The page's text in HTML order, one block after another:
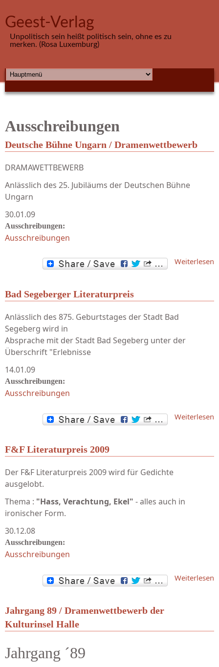
Geest-Verlag
Unpolitisch sein heißt politisch sein, ohne es zu
merken. (Rosa Luxemburg)
HAUPTMENÜ
Ausschreibungen
Deutsche Bühne Ungarn / Dramenwettbewerb
DRAMAWETTBEWERB
Anlässlich des 25. Jubiläums der Deutschen Bühne
Ungarn
30.01.09
Ausschreibungen:
Ausschreibungen
Weiterlesen
Bad Segeberger Literaturpreis
Anlässlich des 875. Geburtstages der Stadt Bad
Segeberg wird in
Absprache mit der Stadt Bad Segeberg unter der
Überschrift "Erlebnisse
14.01.09
Ausschreibungen:
Ausschreibungen
Weiterlesen
F&F Literaturpreis 2009
Der F&F Literaturpreis 2009 wird für Gedichte
ausgelobt.
Thema : "Hass, Verachtung, Ekel" - alles auch in
ironischer Form.
30.12.08
Ausschreibungen:
Ausschreibungen
Weiterlesen
Jahrgang 89 / Dramenwettbewerb der
Kulturinsel Halle
Jahrgang ´89